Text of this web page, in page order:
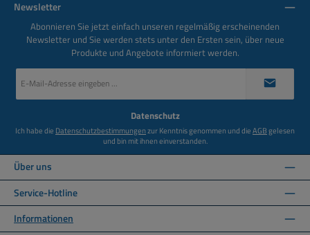
Newsletter
Abonnieren Sie jetzt einfach unseren regelmäßig erscheinenden
Newsletter und Sie werden stets unter den Ersten sein, über neue
Produkte und Angebote informiert werden.
Mail-
Datenschutz
Ich habe die Datenschutzbestimmungenzur Kenntnis genommen und dieAGBgelesen
und bin mit ihnen einverstanden.
Über uns
Service-Hotline
Informationen